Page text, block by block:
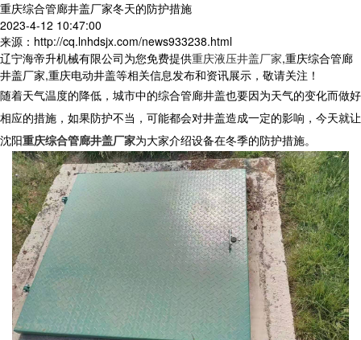
重庆综合管廊井盖厂家冬天的防护措施
2023-4-12 10:47:00
来源：http://cq.lnhdsjx.com/news933238.html
辽宁海帝升机械有限公司为您免费提供重庆液压井盖厂家,重庆综合管廊
井盖厂家,重庆电动井盖等相关信息发布和资讯展示，敬请关注！
随着天气温度的降低，城市中的综合管廊井盖也要因为天气的变化而做好
相应的措施，如果防护不当，可能都会对井盖造成一定的影响，今天就让
沈阳重庆综合管廊井盖厂家为大家介绍设备在冬季的防护措施。